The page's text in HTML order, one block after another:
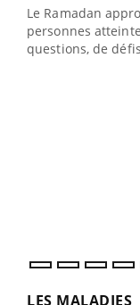
Le Ramadan
personnes
questions, de
Un établissement
matière de bilan
LES MALADIES